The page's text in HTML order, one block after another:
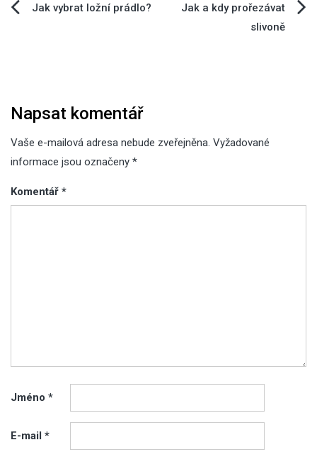
Navigace
Jak vybrat ložní prádlo?
Jak a kdy prořezávat
slivoně
Napsat komentář
Vaše e-mailová adresa nebude zveřejněna. Vyžadované
informace jsou označeny *
Komentář *
Jméno *
E-mail *